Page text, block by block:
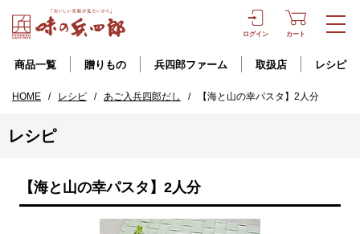
ログイン カート
商品一覧 贈りもの 兵四郎ファーム 取扱店 レシピ
HOME / レシピ / あご入兵四郎だし / 【海と山の幸パスタ】2人分
レシピ
【海と山の幸パスタ】2人分